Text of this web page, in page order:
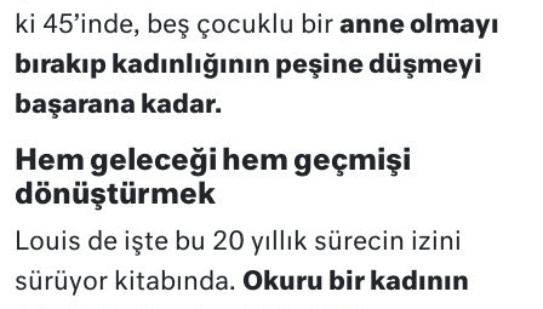
ki 45’inde, beş çocuklu bir anne olmayı
bırakıp kadınlığının peşine düşmeyi
başarana kadar.
Hem geleceği hem geçmişi
dönüştürmek
Louis de işte bu 20 yıllık sürecin izini
sürüyor kitabında. Okuru bir kadının